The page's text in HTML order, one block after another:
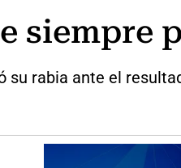
siempre
su rabia ante el